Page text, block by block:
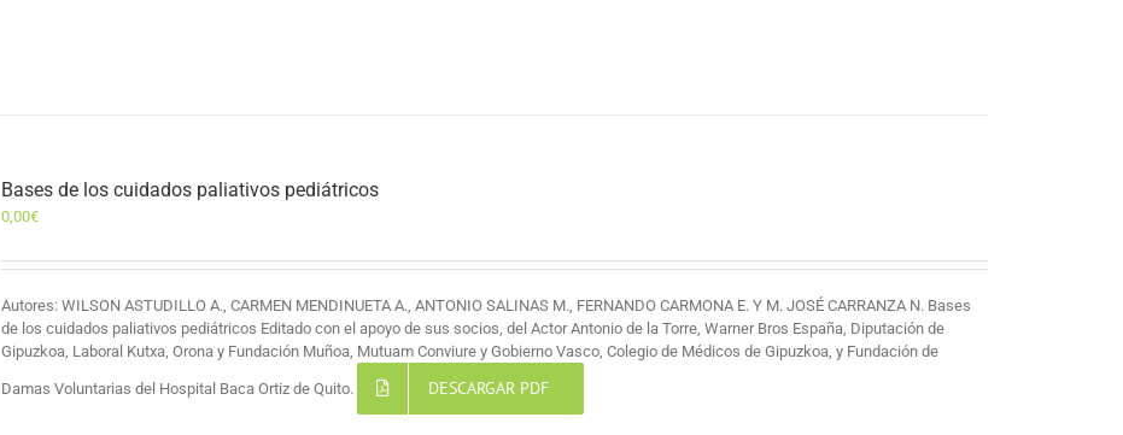
Bases de los cuidados paliativos pediátricos
0,00€
Autores: WILSON ASTUDILLO A., CARMEN MENDINUETA A., ANTONIO SALINAS M., FERNANDO CARMONA E. Y M. JOSÉ CARRANZA N. Bases
de los cuidados paliativos pediátricos Editado con el apoyo de sus socios, del Actor Antonio de la Torre, Warner Bros España, Diputación de
Gipuzkoa, Laboral Kutxa, Orona y Fundación Muñoa, Mutuam Conviure y Gobierno Vasco, Colegio de Médicos de Gipuzkoa, y Fundación de
Damas Voluntarias del Hospital Baca Ortiz de Quito. DESCARGAR PDF